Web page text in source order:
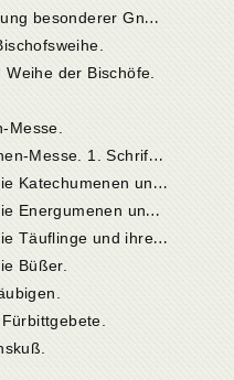
1
. Von der Verleihung besonderer Gnadengaben und ihrem Mißbrauche.
der Bischöfe.
Messe.
I
. Katechumenen-Messe. 1. Schriftlesung.
2
. Gebet für die Katechumenen und Entlassung derselben.
3
. Gebet für die Energumenen und Entlassung derselben.
4
. Gebet für die Täuflinge und ihre Entlassung.
Büßer.